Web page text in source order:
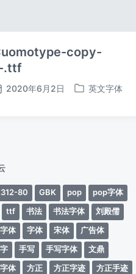
copy-
.ttf
2020年6月2日
发
英文字体
80 GBK pop
pop字体
ttf
书法 书法字体
刘殿儒
体
字体 宋体
广告体
手写 手写字体
文鼎
体
方正 方正字迹 方正手迹